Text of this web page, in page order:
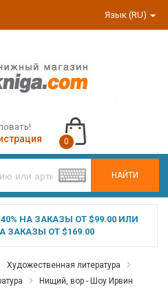
Язык (RU)
НАЙТИ
0
НА ЗАКАЗЫ ОТ $99.00 ИЛИ
ЗАКАЗЫ ОТ $169.00
Художественная литература
Нищий, вор - Шоу Ирвин